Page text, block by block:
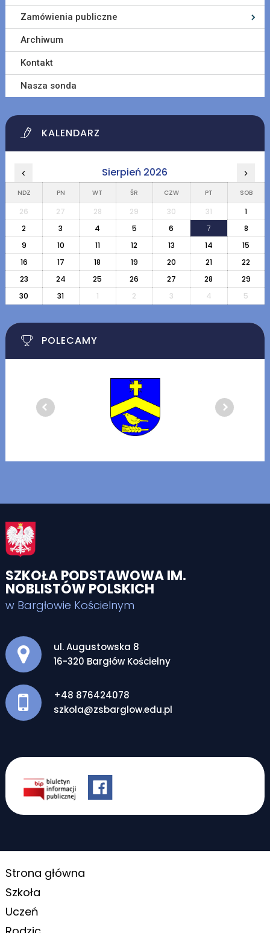
Zamówienia publiczne
Archiwum
Kontakt
Nasza sonda
KALENDARZ
‹ Sierpień 2026 ›
NDZ PN WT ŚR CZW PT SOB
26 27 28 29 30 31
1
2
3 4 5 6 7
8
9
10 11 12 13 14
15
16
17 18 19 20 21
22
23
24 25 26 27 28
29
30
31 1 2 3 4 5
POLECAMY
SZKOŁA PODSTAWOWA IM.
NOBLISTÓW POLSKICH
w Bargłowie Kościelnym
Adres pocztowy:
ul. Augustowska 8
16-320 Bargłów Kościelny
+48 876424078
szkola@zsbarglow.edu.pl
Strona główna
Szkoła
Uczeń